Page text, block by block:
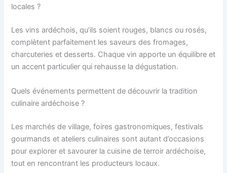
locales ?
Les vins ardéchois, qu’ils soient rouges, blancs ou rosés,
complètent parfaitement les saveurs des fromages,
charcuteries et desserts. Chaque vin apporte un équilibre et
un accent particulier qui rehausse la dégustation.
Quels événements permettent de découvrir la tradition
culinaire ardéchoise ?
Les marchés de village, foires gastronomiques, festivals
gourmands et ateliers culinaires sont autant d’occasions
pour explorer et savourer la cuisine de terroir ardéchoise,
tout en rencontrant les producteurs locaux.